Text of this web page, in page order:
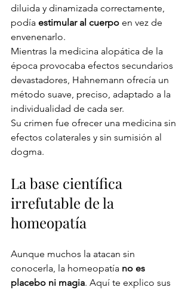
diluida y dinamizada correctamente,
podía estimular al cuerpo en vez de
envenenarlo.
Mientras la medicina alopática de la
época provocaba efectos secundarios
devastadores, Hahnemann ofrecía un
método suave, preciso, adaptado a la
individualidad de cada ser.
Su crimen fue ofrecer una medicina sin
efectos colaterales y sin sumisión al
dogma.
La base científica
irrefutable de la
homeopatía
Aunque muchos la atacan sin
conocerla, la homeopatía no es
placebo ni magia. Aquí te explico sus